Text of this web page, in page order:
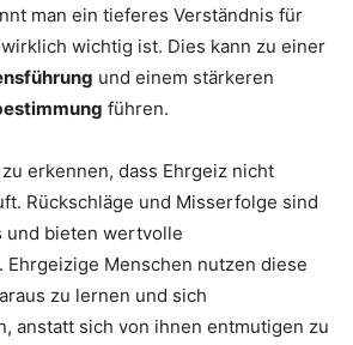
man ein tieferes Verständnis für
wichtig ist. Dies kann zu einer
und einem stärkeren
führen.
erkennen, dass Ehrgeiz nicht
Rückschläge und Misserfolge sind
und bieten wertvolle
Ehrgeizige Menschen nutzen diese
zu lernen und sich
anstatt sich von ihnen entmutigen zu